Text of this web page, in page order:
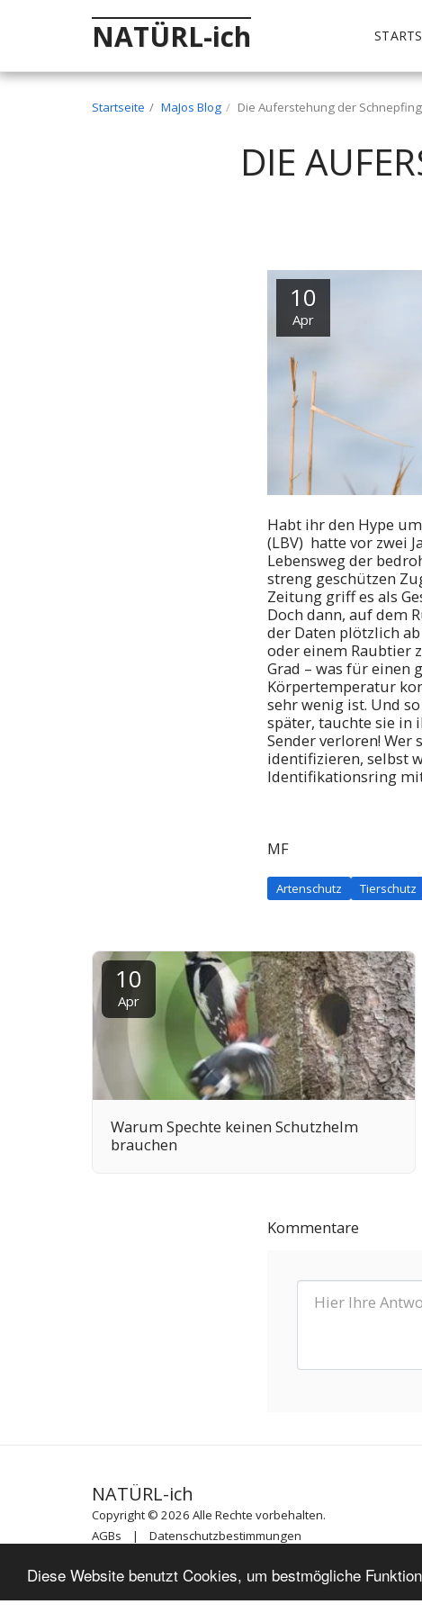
Diese Website benutzt Cookies, um bestmögliche
NATÜRL-ich
Startseite MaJos Blog Die Auferstehung der
DIE
10
Apr
Habt ihr den Hype
(LBV) hatte vor zwei
Lebensweg der
streng geschützen
Zeitung griff es als
Doch dann, auf dem
der Daten plötzlich
oder einem Raubtier
Grad – was für einen
Körpertemperatur
sehr wenig ist. Und
später, tauchte sie in
Sender verloren!
identifizieren, selbst
Identifikationsring mit
MF
Artenschutz Tierschutz
10
Apr
Warum Spechte keinen Schutzhelm
brauchen
Kommentare
NATÜRL-ich
Copyright © 2026 Alle Rechte vorbehalten.
AGBs | Datenschutzbestimmungen